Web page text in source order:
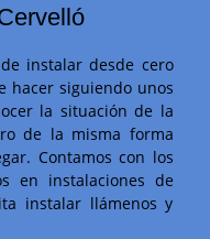
instalar desde cero
hacer siguiendo unos
la situación de la
de la misma forma
Contamos con los
en instalaciones de
instalar llámenos y